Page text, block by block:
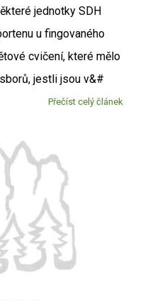
jednotky SDH
u fingovaného
cvičení, které mělo
jestli jsou v&#
Přečíst celý článek